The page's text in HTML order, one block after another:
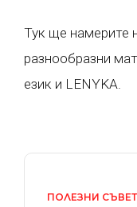
Тук ще намерите
разнообразни
език и LENYKA.
ПОЛЕЗНИ